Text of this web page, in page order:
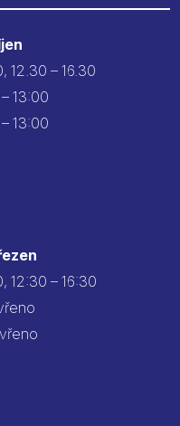
12.30 – 16.30
13:00
12:30 – 16:30